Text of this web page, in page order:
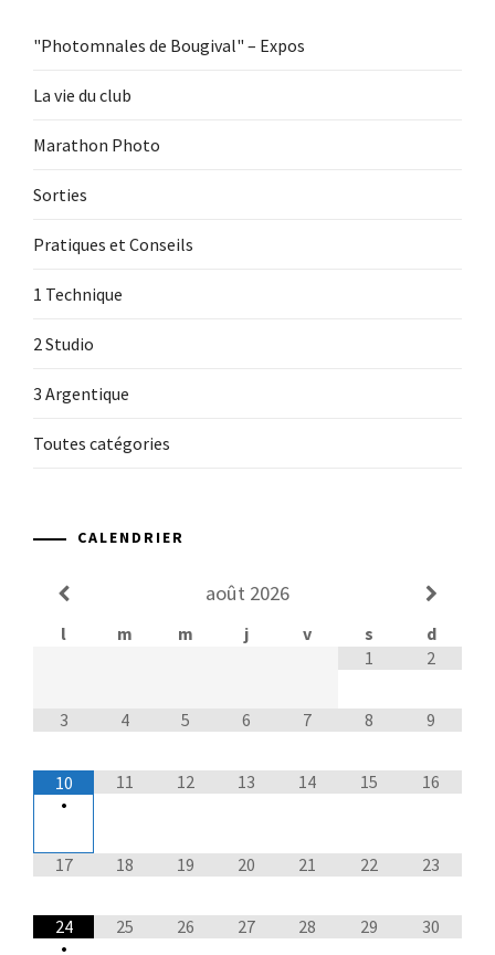
"Photomnales de Bougival" – Expos
La vie du club
Marathon Photo
Sorties
Pratiques et Conseils
1 Technique
2 Studio
3 Argentique
Toutes catégories
CALENDRIER
août 2026
l m m j v s
d
1
2
3 4 5 6 7 8 9
10
•
11 12 13 14 15 16
17 18 19 20 21 22 23
24
•
25 26 27 28 29 30